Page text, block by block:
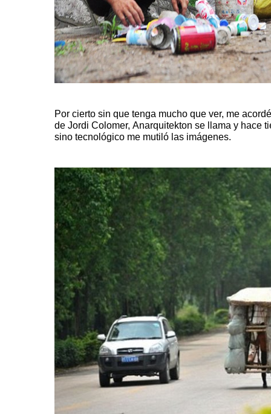
Por cierto sin que tenga mucho que ver, me
de Jordi Colomer, Anarquitekton se llama y hace
sino tecnológico me mutiló las imágenes.